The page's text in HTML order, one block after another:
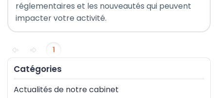
réglementaires et les nouveautés qui peuvent
impacter votre activité.
1
Catégories
Actualités de notre cabinet